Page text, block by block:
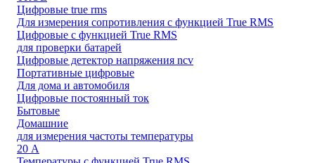
Цифровые true rms
Для измерения сопротивления с функцией True RMS
Цифровые с функцией True RMS
для проверки батарей
Цифровые детектор напряжения ncv
Портативные цифровые
Для дома и автомобиля
Цифровые постоянный ток
Бытовые
Домашние
для измерения частоты температуры
20 А